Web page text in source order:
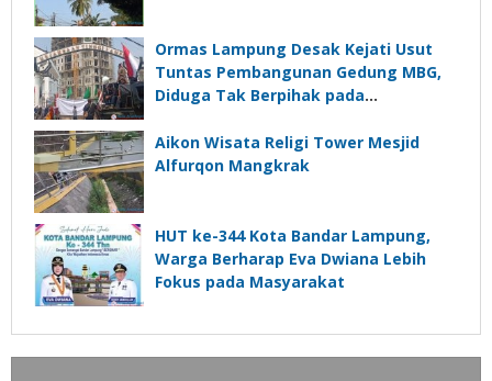
Ormas Lampung Desak Kejati Usut
Tuntas Pembangunan Gedung MBG,
Diduga Tak Berpihak pada
Aikon Wisata Religi Tower Mesjid
Alfurqon Mangkrak
HUT ke-344 Kota Bandar Lampung,
Warga Berharap Eva Dwiana Lebih
Fokus pada Masyarakat